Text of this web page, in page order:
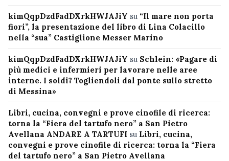
kimQqpDzdFadDXrkHWJAJiY su “Il mare non porta
fiori”, la presentazione del libro di Lina Colacillo
nella “sua” Castiglione Messer Marino
kimQqpDzdFadDXrkHWJAJiY su Schlein: «Pagare di
più medici e infermieri per lavorare nelle aree
interne. I soldi? Togliendoli dal ponte sullo stretto
di Messina»
Libri, cucina, convegni e prove cinofile di ricerca:
torna la “Fiera del tartufo nero” a San Pietro
Avellana ANDARE A TARTUFI su Libri, cucina,
convegni e prove cinofile di ricerca: torna la “Fiera
del tartufo nero” a San Pietro Avellana